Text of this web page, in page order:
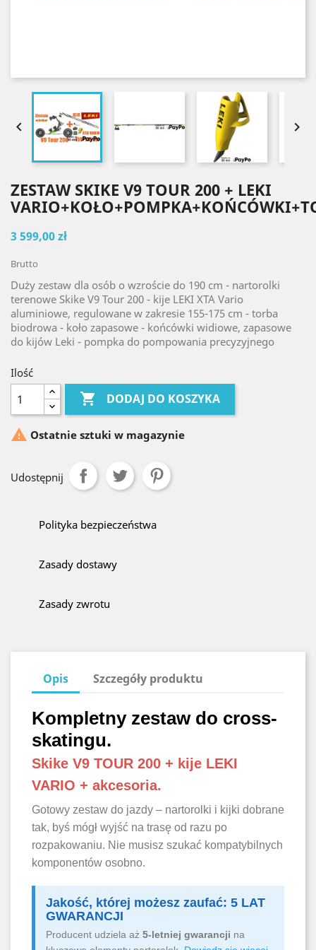
 
ZESTAW SKIKE V9 TOUR 200 + LEKI
3 599,00 zł
Brutto
Duży zestaw dla osób o wzroście do 190 cm - nartorolki
terenowe Skike V9 Tour 200 - kije LEKI XTA Vario
aluminiowe, regulowane w zakresie 155-175 cm - torba
biodrowa - koło zapasowe - końcówki widiowe, zapasowe
do kijów Leki - pompka do pompowania precyzyjnego
Ilość
 DODAJ DO KOSZYKA
 Ostatnie sztuki w magazynie
Udostępnij
Polityka bezpieczeństwa
Zasady dostawy
Zasady zwrotu
Opis Szczegóły produktu
Kompletny zestaw do cross-
skatingu.
Skike V9 TOUR 200 + kije LEKI
VARIO + akcesoria.
Gotowy zestaw do jazdy – nartorolki i kijki dobrane
tak, byś mógł wyjść na trasę od razu po
rozpakowaniu. Nie musisz szukać kompatybilnych
komponentów osobno.
Jakość, której możesz zaufać: 5 LAT
GWARANCJI
Producent udziela aż 5-letniej gwarancji na